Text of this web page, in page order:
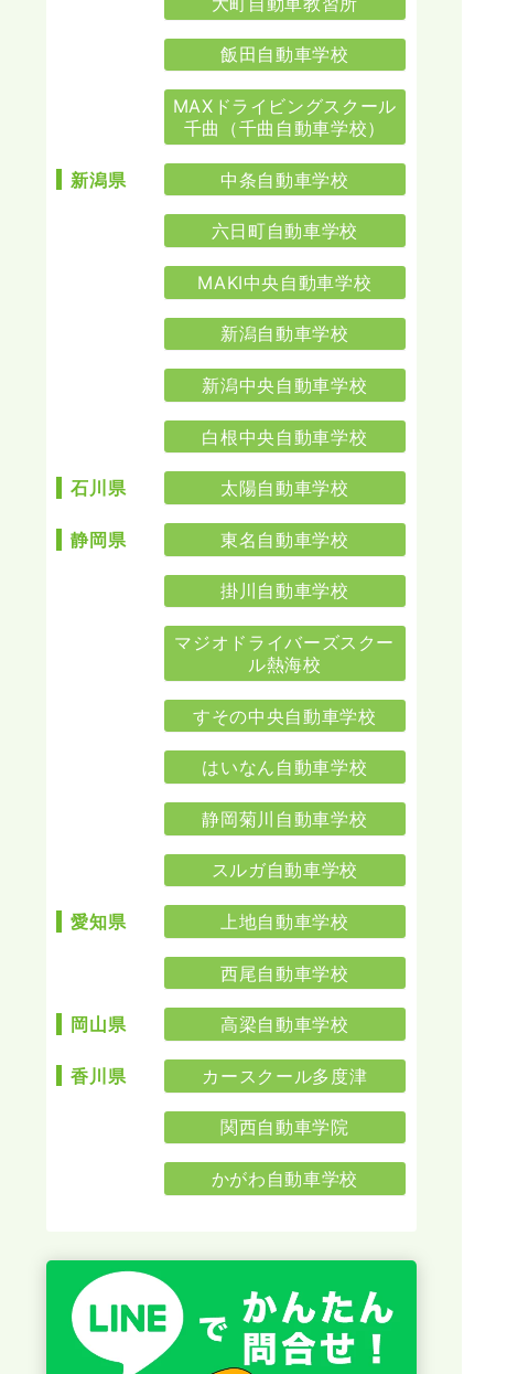
飯田自動車学校
MAXドライビングスクール
千曲（千曲自動車学校）
新潟県 中条自動車学校
六日町自動車学校
MAKI中央自動車学校
新潟自動車学校
新潟中央自動車学校
白根中央自動車学校
石川県 太陽自動車学校
静岡県 東名自動車学校
掛川自動車学校
マジオドライバーズスクー
ル熱海校
すその中央自動車学校
はいなん自動車学校
静岡菊川自動車学校
スルガ自動車学校
愛知県 上地自動車学校
西尾自動車学校
岡山県 高梁自動車学校
香川県 カースクール多度津
関西自動車学院
かがわ自動車学校